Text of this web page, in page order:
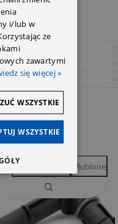
Porównywarka Ulubione
i/lub w
ze
zawartymi
się więcej »
WSZYSTKIE
WSZYSTKIE